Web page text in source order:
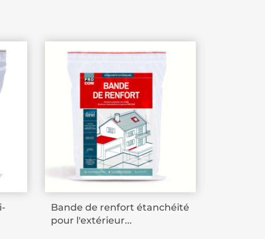
Bande de renfort étanchéité
pour l'extérieur...